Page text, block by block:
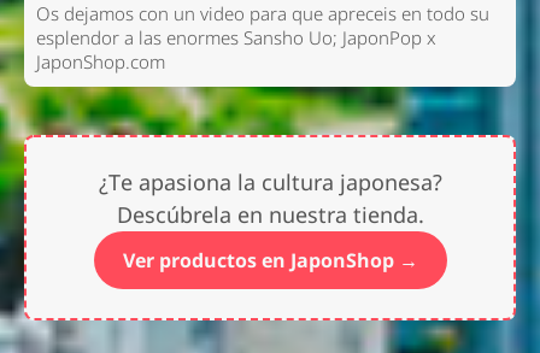
Os dejamos con un video para que apreceis en todo su
esplendor a las enormes Sansho Uo; JaponPop x
JaponShop.com
¿Te apasiona la cultura japonesa?
Descúbrela en nuestra tienda.
Ver productos en JaponShop →